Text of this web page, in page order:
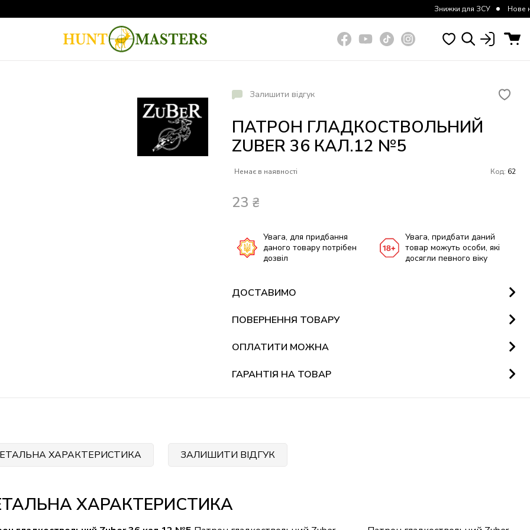
Знижки для ЗСУ Нове
Залишити відгук
ПАТРОН ГЛАДКОСТВОЛЬНИЙ
ZUBER 36 КАЛ.12 №5
Немає в наявності Код: 62
23 ₴
Увага, для придбання
даного товару потрібен
дозвіл
Увага, придбати даний
товар можуть особи, які
досягли певного віку
ДОСТАВИМО
ПОВЕРНЕННЯ ТОВАРУ
ОПЛАТИТИ МОЖНА
ГАРАНТІЯ НА ТОВАР
ХАРАКТЕРИСТИКА ЗАЛИШИТИ ВІДГУК
ХАРАКТЕРИСТИКА